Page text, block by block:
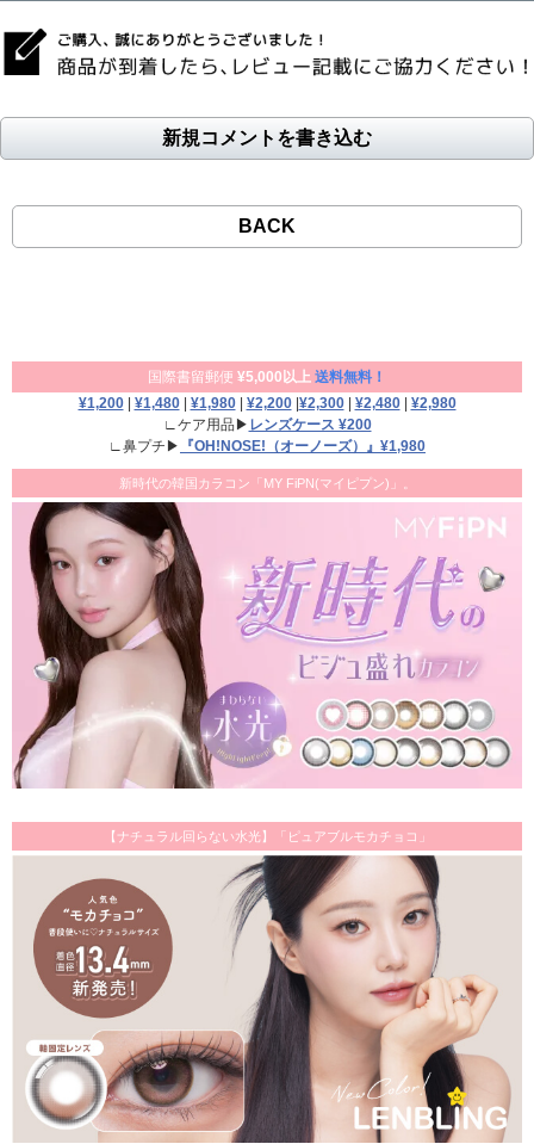
新規コメントを書き込む
BACK
国際書留郵便 ¥5,000以上 送料無料！
¥1,200| ¥1,480| ¥1,980| ¥2,200|¥2,300| ¥2,480| ¥2,980
∟ケア用品▶ レンズケース ¥200
∟鼻プチ▶
『OH!NOSE!（オーノーズ）』¥1,980
新時代の韓国カラコン「MY FiPN(マイピプン)」。
【ナチュラル回らない水光】「ピュアブルモカチョコ」